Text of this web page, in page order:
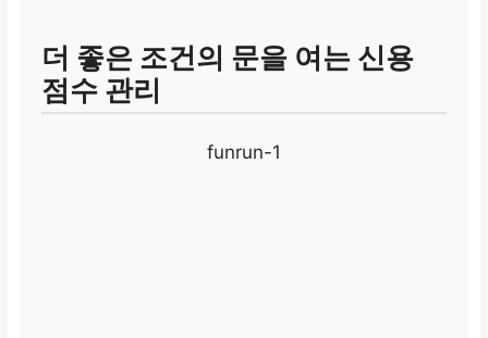
더 좋은 조건의 문을 여는 신용
점수 관리
funrun-1